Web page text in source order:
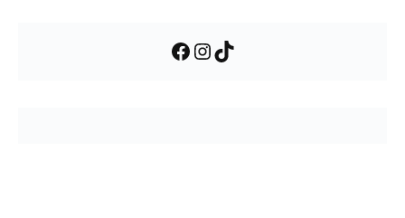
Facebook
Instagram
TikTok